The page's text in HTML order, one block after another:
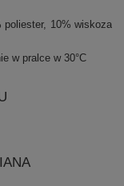
poliester 10% wiskoza
w pralce w 30°C